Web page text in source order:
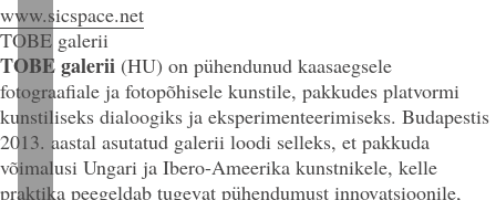
www.sicspace.net
TOBE galerii
TOBE galerii (HU) on pühendunud kaasaegsele
fotograafiale ja fotopõhisele kunstile, pakkudes platvormi
kunstiliseks dialoogiks ja eksperimenteerimiseks. Budapestis
2013. aastal asutatud galerii loodi selleks, et pakkuda
võimalusi Ungari ja Ibero-Ameerika kunstnikele, kelle
praktika peegeldab tugevat pühendumust innovatsioonile,